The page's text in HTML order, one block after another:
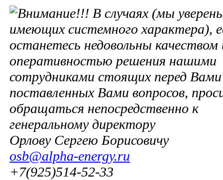
В случаях (мы
имеющих системного характера),
останетесь недовольны качеством
оперативностью решения нашими
сотрудниками стоящих перед Вами
поставленных Вами вопросов,
обращаться непосредственно к
генеральному директору
Орлову Сергею Борисовичу
osb@alpha-energy.ru
+7(925)514-52-33